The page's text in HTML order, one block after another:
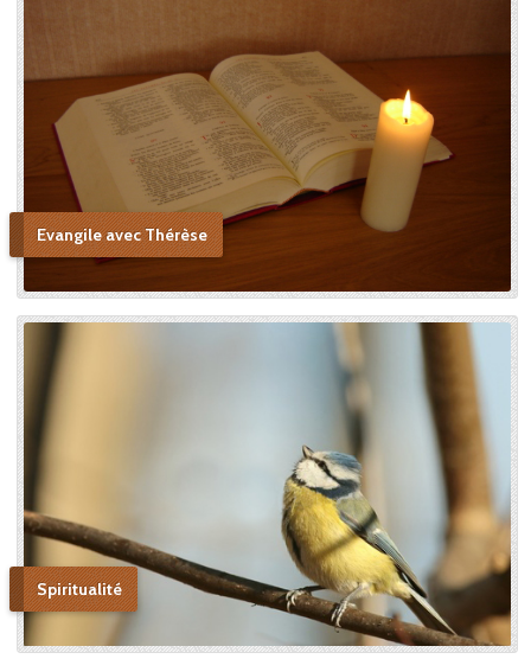
Sainte Vierge : « Si je n’ai
point vu le modèle, j’aime à
me persuader que j’ai vu la
copie. » Après sa mort, c’est
Céline qui plaida sa cause en
canonisation en défendant
au procès ecclésiastique sa «
petite voie » si novatrice : « Ce
autels, mais l’instrument dont
le bon Dieu s’était servi pour
montrer aux âmes “la voie de
l’enfance spirituelle” afin qu’il
produise tout l’effet pour
lequel il avait été créé. » En
promulguant le décret sur
l’héroïcité des vertus de
Thérèse, le pape Benoît XV
saluera cette « voie de la
confiance et de l’abandon ».
Bonne lecture pour aller de
découvertes en découvertes.
« Autobiographie de la sœur
et novice de la Petite
Thérèse. Histoire d’un tison
Evangile avec Thérèse
Spiritualité